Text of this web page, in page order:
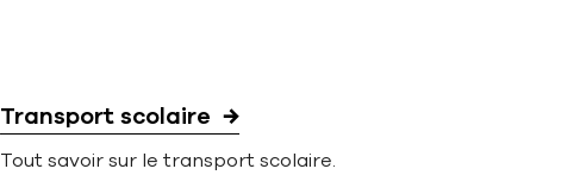
Transport scolaire
Tout savoir sur le transport scolaire.